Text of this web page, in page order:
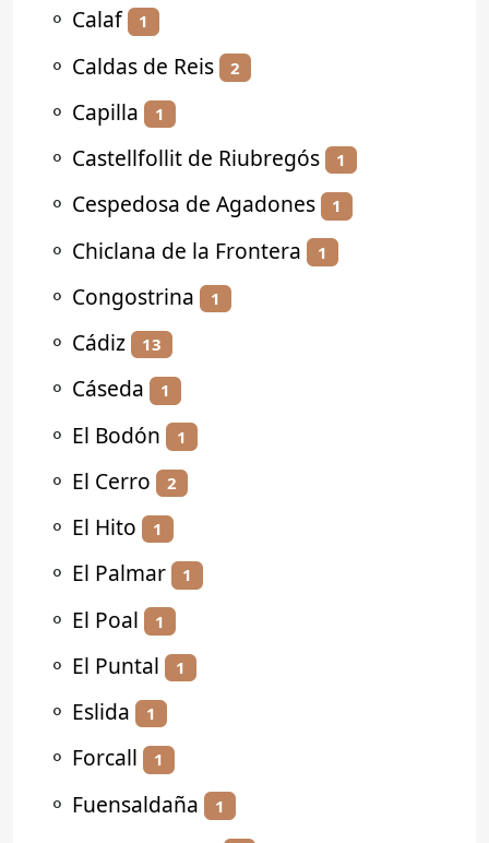
⚬ Calaf 1
⚬ Caldas de Reis 2
⚬ Capilla 1
⚬ Castellfollit de Riubregós 1
⚬ Cespedosa de Agadones 1
⚬ Chiclana de la Frontera 1
⚬ Congostrina 1
⚬ Cádiz 13
⚬ Cáseda 1
⚬ El Bodón 1
⚬ El Cerro 2
⚬ El Hito 1
⚬ El Palmar 1
⚬ El Poal 1
⚬ El Puntal 1
⚬ Eslida 1
⚬ Forcall 1
⚬ Fuensaldaña 1